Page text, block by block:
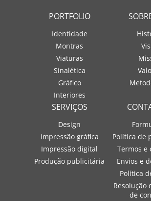
PORTFOLIO
Identidade
Montras
Viaturas
Sinalética
Gráfico
Interiores
SERVIÇOS
Design
Impressão gráfica
Impressão digital
Produção publicitária
Política de
Termos e
Envios e
Política
Resolução
de